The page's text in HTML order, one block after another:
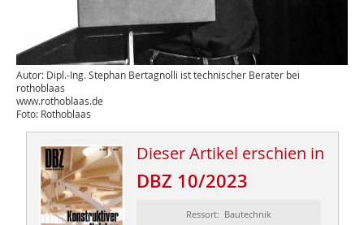
Autor: Dipl.-Ing. Stephan Bertagnolli ist technischer Berater bei
rothoblaas
www.rothoblaas.de
Foto: Rothoblaas
Dieser Artikel erschien in
DBZ 10/2023
Ressort: Bautechnik